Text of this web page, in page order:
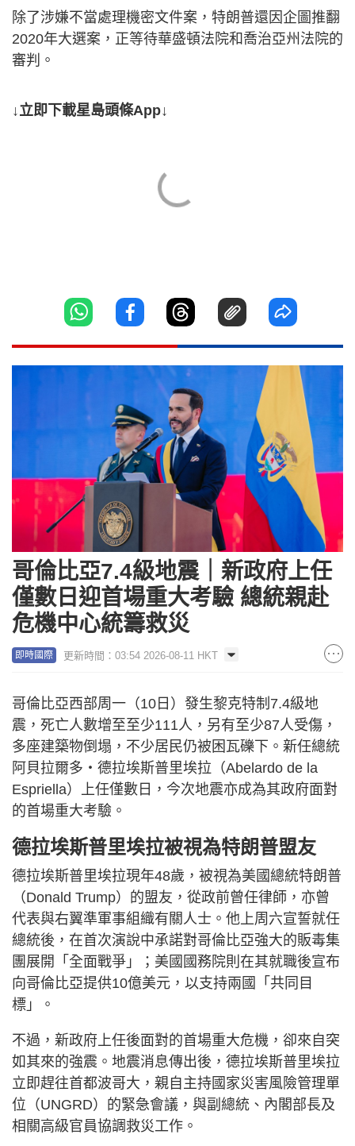
除了涉嫌不當處理機密文件案，特朗普還因企圖推翻
2020年大選案，正等待華盛頓法院和喬治亞州法院的
審判。
↓立即下載星島頭條App↓
哥倫比亞7.4級地震｜新政府上任
僅數日迎首場重大考驗 總統親赴
危機中心統籌救災
即時國際 更新時間：03:54 2026-08-11 HKT
哥倫比亞西部周一（10日）發生黎克特制7.4級地
震，死亡人數增至至少111人，另有至少87人受傷，
多座建築物倒塌，不少居民仍被困瓦礫下。新任總統
阿貝拉爾多・德拉埃斯普里埃拉（Abelardo de la
Espriella）上任僅數日，今次地震亦成為其政府面對
的首場重大考驗。
德拉埃斯普里埃拉被視為特朗普盟友
德拉埃斯普里埃拉現年48歲，被視為美國總統特朗普
（Donald Trump）的盟友，從政前曾任律師，亦曾
代表與右翼準軍事組織有關人士。他上周六宣誓就任
總統後，在首次演說中承諾對哥倫比亞強大的販毒集
團展開「全面戰爭」；美國國務院則在其就職後宣布
向哥倫比亞提供10億美元，以支持兩國「共同目
標」。
不過，新政府上任後面對的首場重大危機，卻來自突
如其來的強震。地震消息傳出後，德拉埃斯普里埃拉
立即趕往首都波哥大，親自主持國家災害風險管理單
位（UNGRD）的緊急會議，與副總統、內閣部長及
相關高級官員協調救災工作。